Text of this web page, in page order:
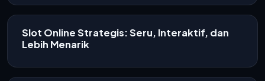
Slot Online Strategis: Seru, Interaktif, dan
Lebih Menarik